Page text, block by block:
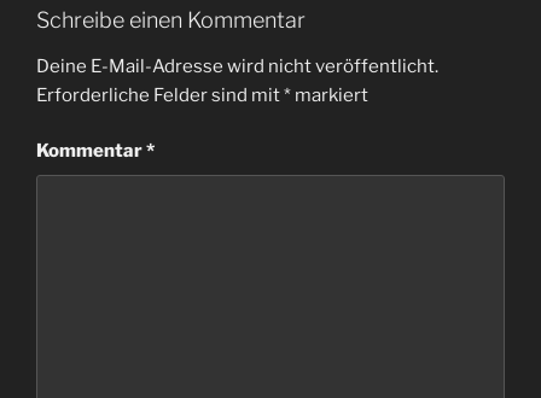
Schreibe einen Kommentar
Deine E-Mail-Adresse wird nicht veröffentlicht.
Erforderliche Felder sind mit* markiert
Kommentar*